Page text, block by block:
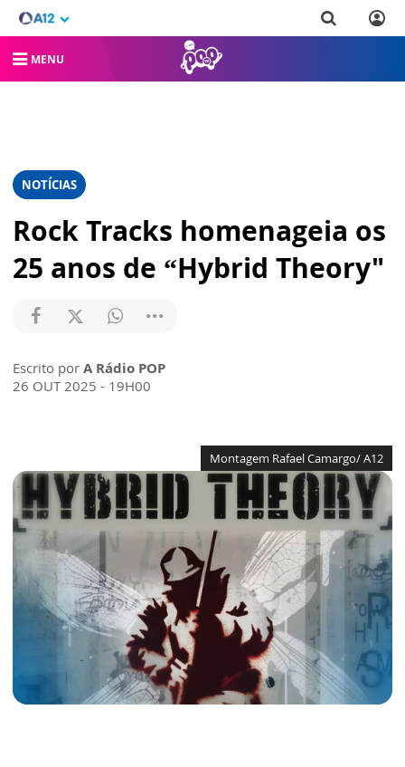
MENU
NOTÍCIAS
Rock Tracks homenageia os
25 anos de “Hybrid Theory"
Escrito por A Rádio POP
26 OUT 2025 - 19H00
Montagem Rafael Camargo/ A12